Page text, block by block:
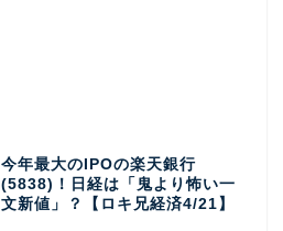
今年最大のIPOの楽天銀行
(5838)！日経は「鬼より怖い一
文新値」？【ロキ兄経済4/21】